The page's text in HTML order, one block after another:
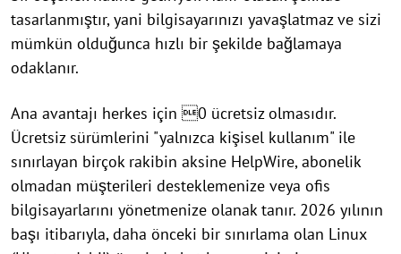
tasarlanmıştır, yani bilgisayarınızı yavaşlatmaz ve sizi
mümkün olduğunca hızlı bir şekilde bağlamaya
odaklanır.
Ana avantajı herkes için 0 ücretsiz olmasıdır.
Ücretsiz sürümlerini "yalnızca kişisel kullanım" ile
sınırlayan birçok rakibin aksine HelpWire, abonelik
olmadan müşterileri desteklemenize veya ofis
bilgisayarlarını yönetmenize olanak tanır. 2026 yılının
başı itibarıyla, daha önceki bir sınırlama olan Linux